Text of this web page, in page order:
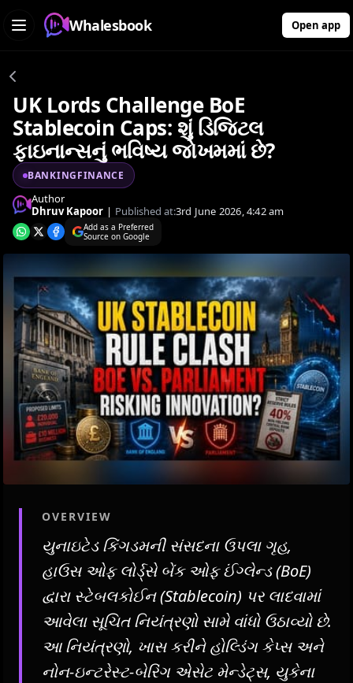
Whalesbook Open app
UK Lords Challenge BoE
Stablecoin Caps: શું ડિજિટલ
ફાઇનાન્સનું ભવિષ્ય જોખમમાં છે?
BANKINGFINANCE
Author
Dhruv Kapoor | Published at:3rd June 2026, 4:42 am
Add as a Preferred
Source on Google
OVERVIEW
યુનાઇટેડ કિંગડમની સંસદના ઉપલા ગૃહ,
હાઉસ ઓફ લોર્ડ્સે બેંક ઓફ ઈંગ્લેન્ડ (BoE)
દ્વારા સ્ટેબલકોઈન (Stablecoin) પર લાદવામાં
આવેલા સૂચિત નિયંત્રણો સામે વાંધો ઉઠાવ્યો છે.
આ નિયંત્રણો, ખાસ કરીને હોલ્ડિંગ કેપ્સ અને
નોન-ઇન્ટરેસ્ટ-બેરિંગ એસેટ મેન્ડેટ્સ, યુકેના